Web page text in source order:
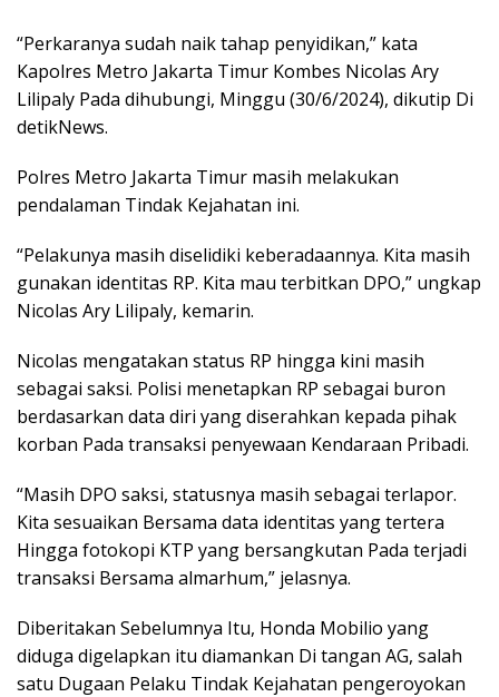
“Perkaranya sudah naik tahap penyidikan,” kata
Kapolres Metro Jakarta Timur Kombes Nicolas Ary
Lilipaly Pada dihubungi, Minggu (30/6/2024), dikutip Di
detikNews.
Polres Metro Jakarta Timur masih melakukan
pendalaman Tindak Kejahatan ini.
“Pelakunya masih diselidiki keberadaannya. Kita masih
gunakan identitas RP. Kita mau terbitkan DPO,” ungkap
Nicolas Ary Lilipaly, kemarin.
Nicolas mengatakan status RP hingga kini masih
sebagai saksi. Polisi menetapkan RP sebagai buron
berdasarkan data diri yang diserahkan kepada pihak
korban Pada transaksi penyewaan Kendaraan Pribadi.
“Masih DPO saksi, statusnya masih sebagai terlapor.
Kita sesuaikan Bersama data identitas yang tertera
Hingga fotokopi KTP yang bersangkutan Pada terjadi
transaksi Bersama almarhum,” jelasnya.
Diberitakan Sebelumnya Itu, Honda Mobilio yang
diduga digelapkan itu diamankan Di tangan AG, salah
satu Dugaan Pelaku Tindak Kejahatan pengeroyokan